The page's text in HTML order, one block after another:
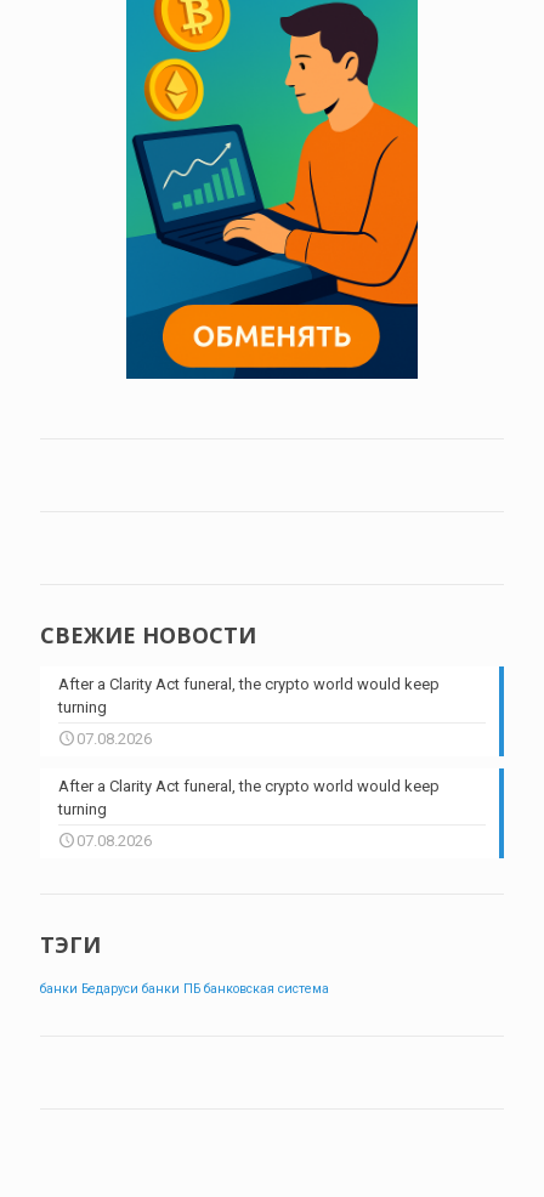
СВЕЖИЕ НОВОСТИ
After a Clarity Act funeral, the crypto world would keep
turning
07.08.2026
After a Clarity Act funeral, the crypto world would keep
turning
07.08.2026
ТЭГИ
банки Бедаруси банки ПБ банковская система